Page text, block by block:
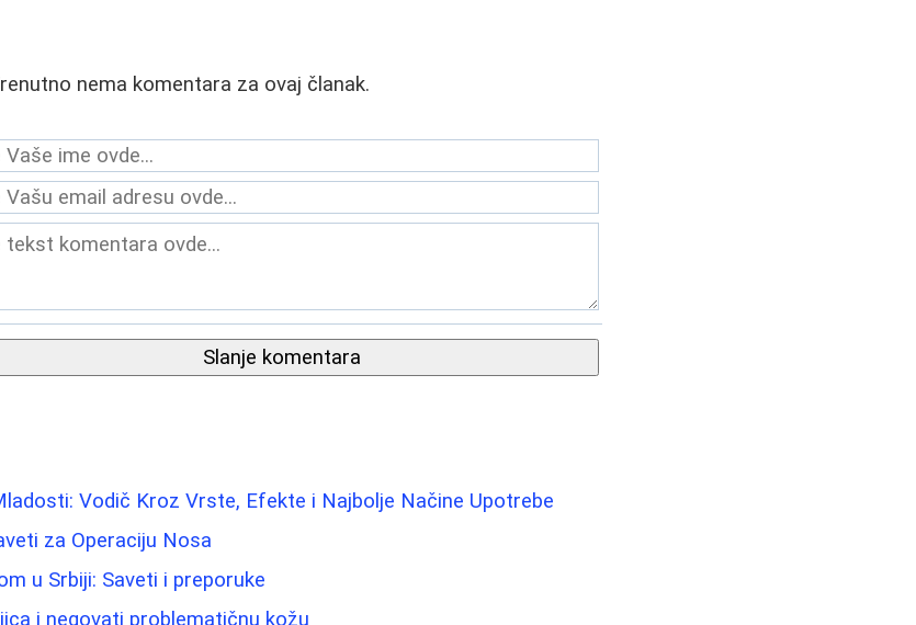
nema komentara za ovaj članak.
Slanje komentara
Vodič Kroz Vrste, Efekte i Najbolje Načine Upotrebe
za Operaciju Nosa
u Srbiji: Saveti i preporuke
i negovati problematičnu kožu